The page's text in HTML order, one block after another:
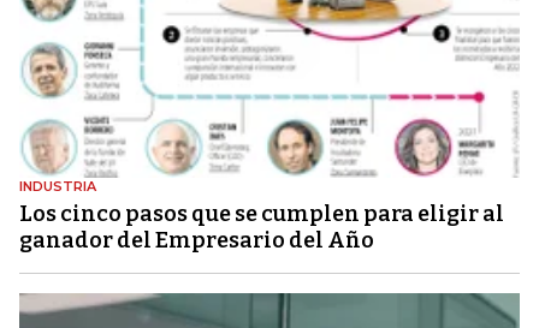
INDUSTRIA
Los cinco pasos que se cumplen para eligir al
ganador del Empresario del Año